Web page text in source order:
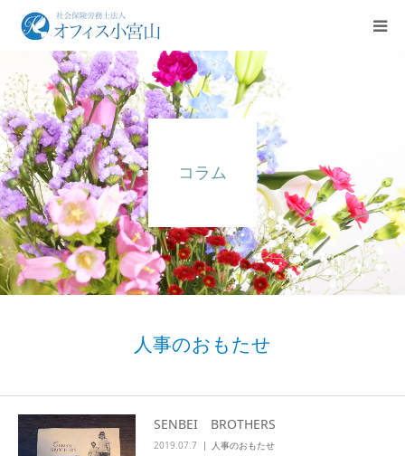
コラム
人事のおもたせ
SENBEI BROTHERS
2019.07.7 人事のおもたせ
ご挨拶
サービス案内
業務実績
法人概要
お問合せ